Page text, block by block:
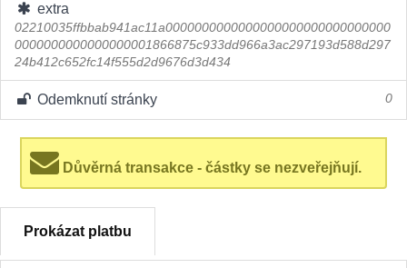
extra
02210035ffbbab941ac11a0000000000000000000000000000000
0000000000000000001866875c933dd966a3ac297193d588d297
24b412c652fc14f555d2d9676d3d434
Odemknutí stránky 0
Důvěrná transakce - částky se nezveřejňují.
Prokázat platbu